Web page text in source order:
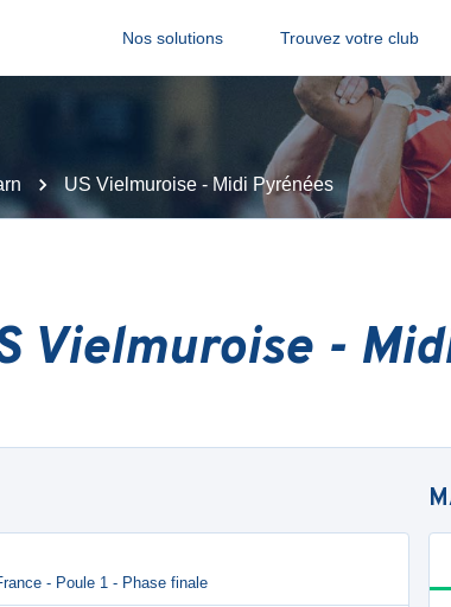
Nos solutions Trouvez votre club
US Vielmuroise - Midi Pyrénées
Vielmuroise -
- Poule 1 - Phase finale